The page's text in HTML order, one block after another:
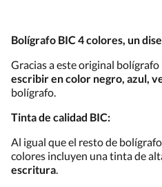
Bolígrafo BIC 4 colores, un
Gracias a este original bolígrafo
escribir en color negro, azul,
bolígrafo.
Tinta de calidad BIC:
Al igual que el resto de
colores incluyen una tinta de
escritura.